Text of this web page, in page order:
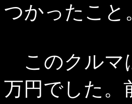
つかったこと
このクルマ
万円でした。